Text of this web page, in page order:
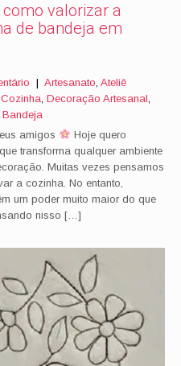
valorizar a
de bandeja em
| Artesanato, Ateliê
, Decoração Artesanal,
amigos
Hoje quero
transforma qualquer ambiente
Muitas vezes pensamos
a cozinha. No entanto,
um poder muito maior do que
nisso […]